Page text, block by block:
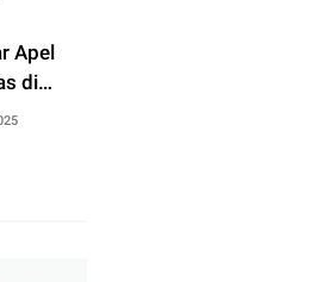
Apel
di